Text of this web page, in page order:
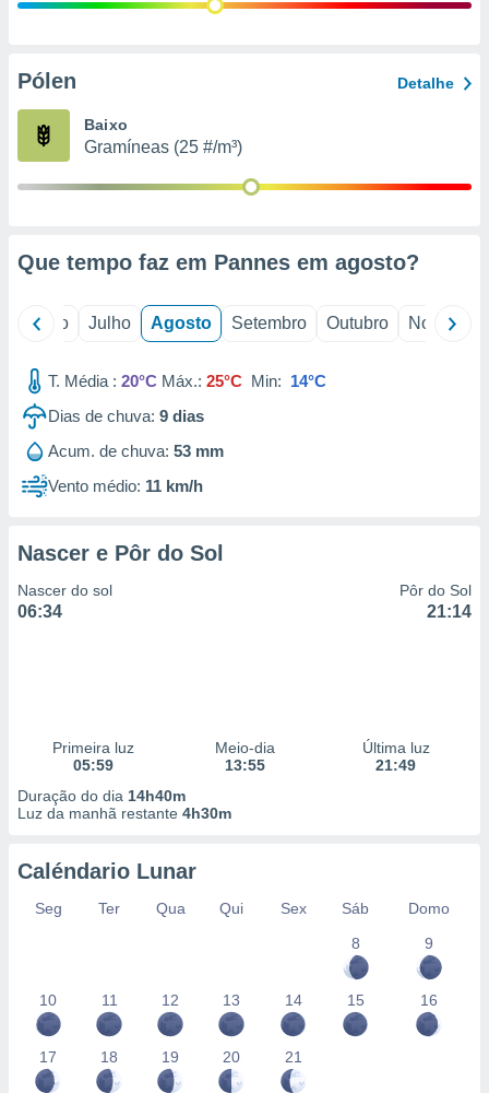
e
Pólen Detalhe
Baixo
Gramíneas (25 #/m³)
Que tempo faz em Pannes em agosto?
Junho Julho Agosto Setembro Outubro Novembro
T. Média : 20°C Máx.: 25°C Min: 14°C
Dias de chuva: 9 dias
Acum. de chuva: 53 mm
Vento médio: 11 km/h
Nascer e Pôr do Sol
Nascer do sol
06:34
Pôr do Sol
21:14
Primeira luz
05:59
Meio-dia
13:55
Última luz
21:49
Duração do dia 14h40m
Luz da manhã restante 4h30m
Caléndario Lunar
Seg Ter Qua Qui Sex Sáb
Domo
8
9
10 11 12 13 14 15 16
17 18 19 20 21